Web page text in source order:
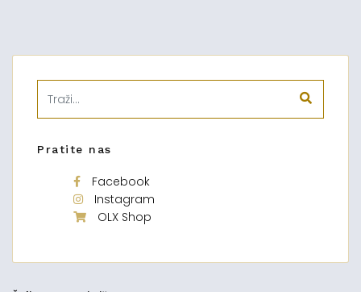
Pratite nas
Facebook
Instagram
OLX Shop